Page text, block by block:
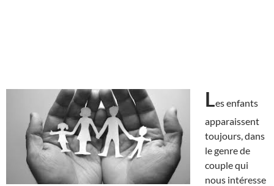
Les enfants
apparaissent
toujours, dans
le genre de
couple qui
nous intéresse